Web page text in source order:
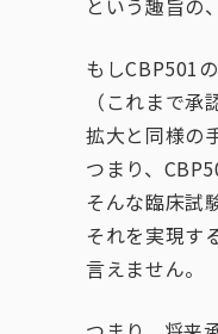
という趣旨の
もしCBP501
（これまで
拡大と同様の
つまり、
そんな臨床試
それを実現す
言えません。